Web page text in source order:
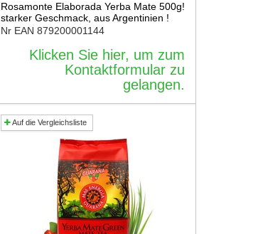
Rosamonte Elaborada Yerba Mate 500g!
starker Geschmack, aus Argentinien !
Nr EAN 879200001144
Klicken Sie hier, um zum
Kontaktformular zu
gelangen.
Auf die Vergleichsliste